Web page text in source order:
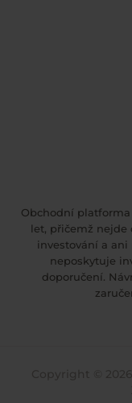
Obchodní platforma
let, přičemž
investování a ani
neposkytuje
doporučení.